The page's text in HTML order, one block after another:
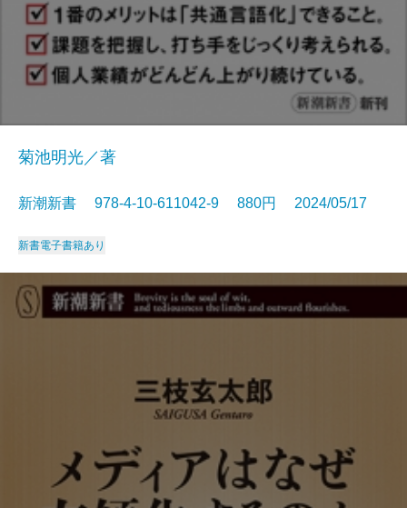
菊池明光／著
新潮新書 978-4-10-611042-9 880円 2024/05/17
新書電子書籍あり